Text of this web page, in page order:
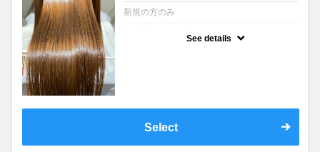
新規の方のみ
See details
Select